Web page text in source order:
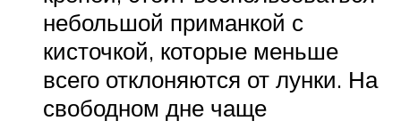
небольшой приманкой с
кисточкой, которые меньше
всего отклоняются от лунки. На
свободном дне чаще